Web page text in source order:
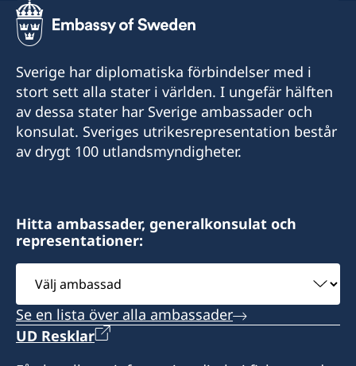
Sverige har diplomatiska förbindelser med i
stort sett alla stater i världen. I ungefär hälften
av dessa stater har Sverige ambassader och
konsulat. Sveriges utrikesrepresentation består
av drygt 100 utlandsmyndigheter.
Hitta ambassader, generalkonsulat och
representationer:
ambassad
Se en lista över alla ambassader
UD Resklar